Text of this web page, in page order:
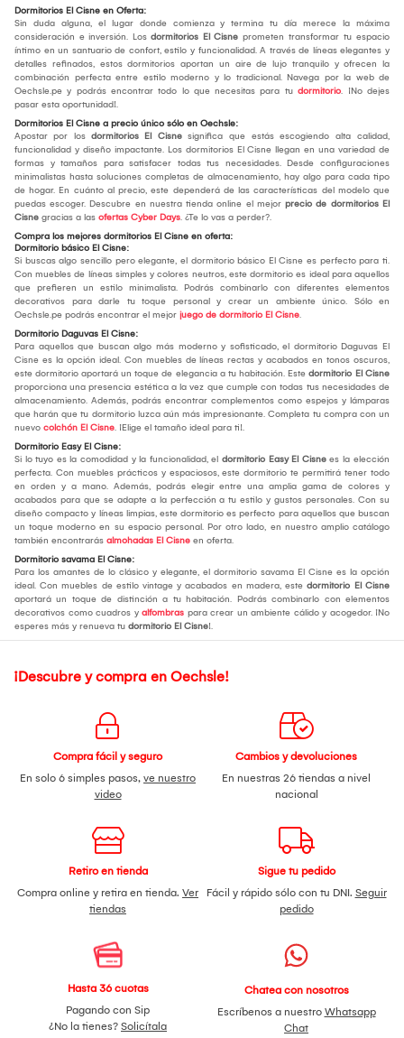
Dormitorios El Cisne en Oferta:
Sin duda alguna, el lugar donde comienza y termina tu día merece la máxima
consideración e inversión. Los dormitorios El Cisne prometen transformar tu espacio
íntimo en un santuario de confort, estilo y funcionalidad. A través de líneas elegantes y
detalles refinados, estos dormitorios aportan un aire de lujo tranquilo y ofrecen la
combinación perfecta entre estilo moderno y lo tradicional. Navega por la web de
Oechsle.pe y podrás encontrar todo lo que necesitas para tu dormitorio. ¡No dejes
pasar esta oportunidad!.
Dormitorios El Cisne a precio único sólo en Oechsle:
Apostar por los dormitorios El Cisne significa que estás escogiendo alta calidad,
funcionalidad y diseño impactante. Los dormitorios El Cisne llegan en una variedad de
formas y tamaños para satisfacer todas tus necesidades. Desde configuraciones
minimalistas hasta soluciones completas de almacenamiento, hay algo para cada tipo
de hogar. En cuánto al precio, este dependerá de las características del modelo que
puedas escoger. Descubre en nuestra tienda online el mejor precio de dormitorios El
Cisne gracias a las ofertas Cyber Days. ¿Te lo vas a perder?.
Compra los mejores dormitorios El Cisne en oferta:
Dormitorio básico El Cisne:
Si buscas algo sencillo pero elegante, el dormitorio básico El Cisne es perfecto para ti.
Con muebles de líneas simples y colores neutros, este dormitorio es ideal para aquellos
que prefieren un estilo minimalista. Podrás combinarlo con diferentes elementos
decorativos para darle tu toque personal y crear un ambiente único. Sólo en
Oechsle.pe podrás encontrar el mejor juego de dormitorio El Cisne.
Dormitorio Daguvas El Cisne:
Para aquellos que buscan algo más moderno y sofisticado, el dormitorio Daguvas El
Cisne es la opción ideal. Con muebles de líneas rectas y acabados en tonos oscuros,
este dormitorio aportará un toque de elegancia a tu habitación. Este dormitorio El Cisne
proporciona una presencia estética a la vez que cumple con todas tus necesidades de
almacenamiento. Además, podrás encontrar complementos como espejos y lámparas
que harán que tu dormitorio luzca aún más impresionante. Completa tu compra con un
nuevo colchón El Cisne. ¡Elige el tamaño ideal para ti!.
Dormitorio Easy El Cisne:
Si lo tuyo es la comodidad y la funcionalidad, el dormitorio Easy El Cisne es la elección
perfecta. Con muebles prácticos y espaciosos, este dormitorio te permitirá tener todo
en orden y a mano. Además, podrás elegir entre una amplia gama de colores y
acabados para que se adapte a la perfección a tu estilo y gustos personales. Con su
diseño compacto y líneas limpias, este dormitorio es perfecto para aquellos que buscan
un toque moderno en su espacio personal. Por otro lado, en nuestro amplio catálogo
también encontrarás almohadas El Cisne en oferta.
Dormitorio savama El Cisne:
Para los amantes de lo clásico y elegante, el dormitorio savama El Cisne es la opción
ideal. Con muebles de estilo vintage y acabados en madera, este dormitorio El Cisne
aportará un toque de distinción a tu habitación. Podrás combinarlo con elementos
decorativos como cuadros y alfombras para crear un ambiente cálido y acogedor. ¡No
esperes más y renueva tu dormitorio El Cisne!.
¡Descubre y compra en Oechsle!
Compra fácil y seguro
En solo 6 simples pasos, ve nuestro
video
Cambios y devoluciones
En nuestras 26 tiendas a nivel
nacional
Retiro en tienda
Compra online y retira en tienda. Ver
tiendas
Sigue tu pedido
Fácil y rápido sólo con tu DNI. Seguir
pedido
Hasta 36 cuotas
Pagando con Sip
¿No la tienes? Solicítala
Chatea con nosotros
Escríbenos a nuestro Whatsapp
Chat